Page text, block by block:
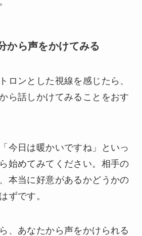
から声をかけてみる
ロンとした視線を感じたら、
ら話しかけてみることをおす
今日は暖かいですね」といっ
始めてみてください。相手の
本当に好意があるかどうかの
ずです。
、あなたから声をかけられる